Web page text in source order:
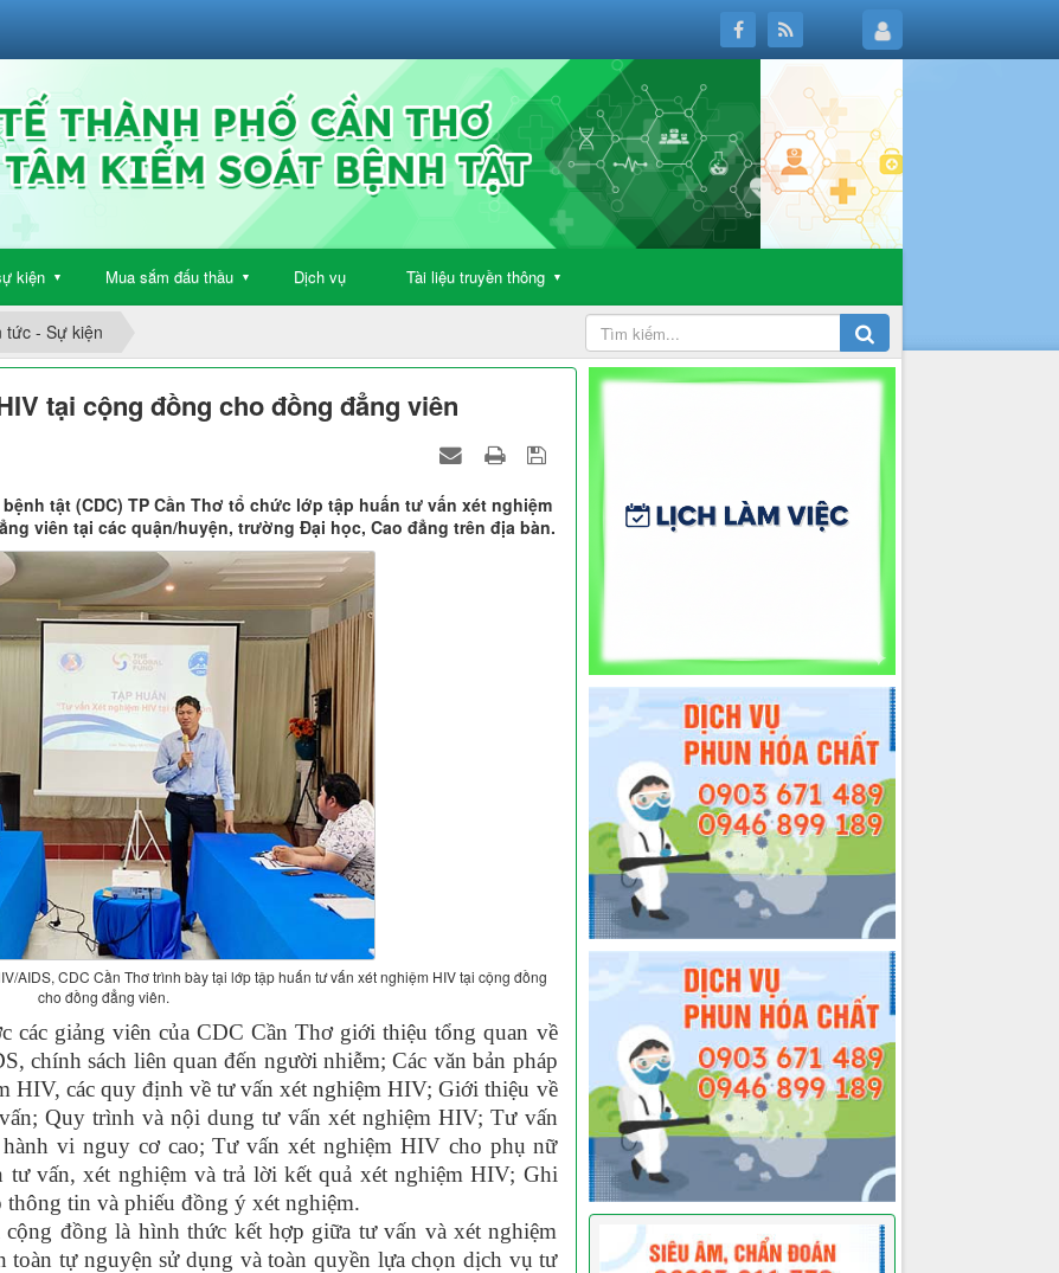
kiện ▼ Mua sắm đấu thầu ▼ Dịch vụ Tài liệu truyền thông ▼
tức - Sự kiện
tại cộng đồng cho đồng đẳng viên
tật (CDC) TP Cần Thơ tổ chức lớp tập huấn tư vấn xét nghiệm
viên tại các quận/huyện, trường Đại học, Cao đẳng trên địa bàn.
AIDS, CDC Cần Thơ trình bày tại lớp tập huấn tư vấn xét nghiệm HIV tại cộng đồng
cho đồng đẳng viên.
các giảng viên của CDC Cần Thơ giới thiệu tổng quan về
chính sách liên quan đến người nhiễm; Các văn bản pháp
HIV, các quy định về tư vấn xét nghiệm HIV; Giới thiệu về
Quy trình và nội dung tư vấn xét nghiệm HIV; Tư vấn
vi nguy cơ cao; Tư vấn xét nghiệm HIV cho phụ nữ
tư vấn, xét nghiệm và trả lời kết quả xét nghiệm HIV; Ghi
thông tin và phiếu đồng ý xét nghiệm.
đồng là hình thức kết hợp giữa tư vấn và xét nghiệm
tự nguyện sử dụng và toàn quyền lựa chọn dịch vụ tư